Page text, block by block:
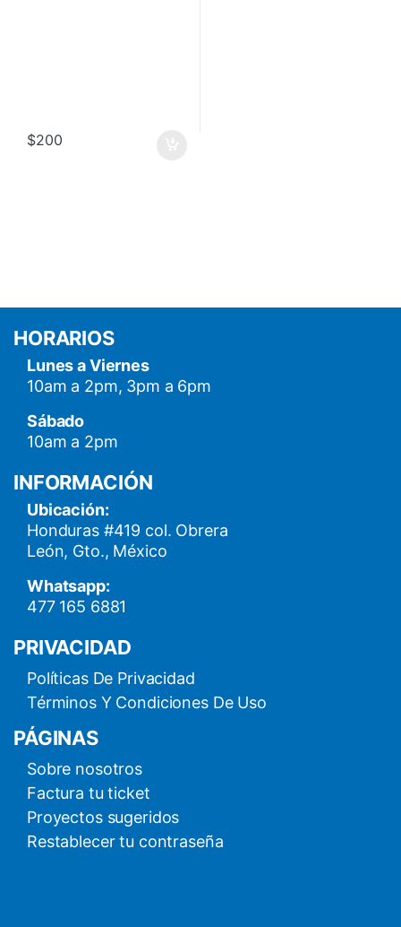
$200
HORARIOS
Lunes a Viernes
10am a 2pm, 3pm a 6pm
Sábado
10am a 2pm
INFORMACIÓN
Ubicación:
Honduras #419 col. Obrera
León, Gto., México
Whatsapp:
477 165 6881
PRIVACIDAD
Políticas De Privacidad
Términos Y Condiciones De Uso
PÁGINAS
Sobre nosotros
Factura tu ticket
Proyectos sugeridos
Restablecer tu contraseña